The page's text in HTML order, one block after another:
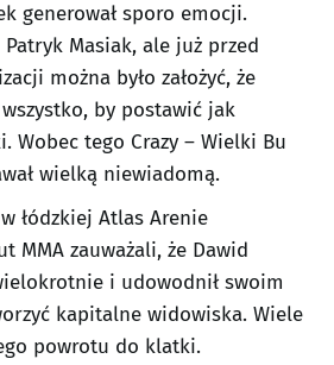
generował sporo emocji.
Masiak, ale już przed
można było założyć, że
by postawić jak
Wobec tego Crazy – Wielki Bu
wielką niewiadomą.
łódzkiej Atlas Arenie
MMA zauważali, że Dawid
i udowodnił swoim
kapitalne widowiska. Wiele
powrotu do klatki.